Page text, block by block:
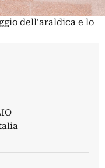
dell'araldica e lo